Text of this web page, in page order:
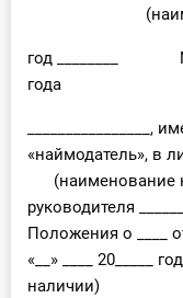
год ________ №
года
«наймодатель», в
(наименование
руководителя
Положения о ____
«__» ____ 20_____
наличии)